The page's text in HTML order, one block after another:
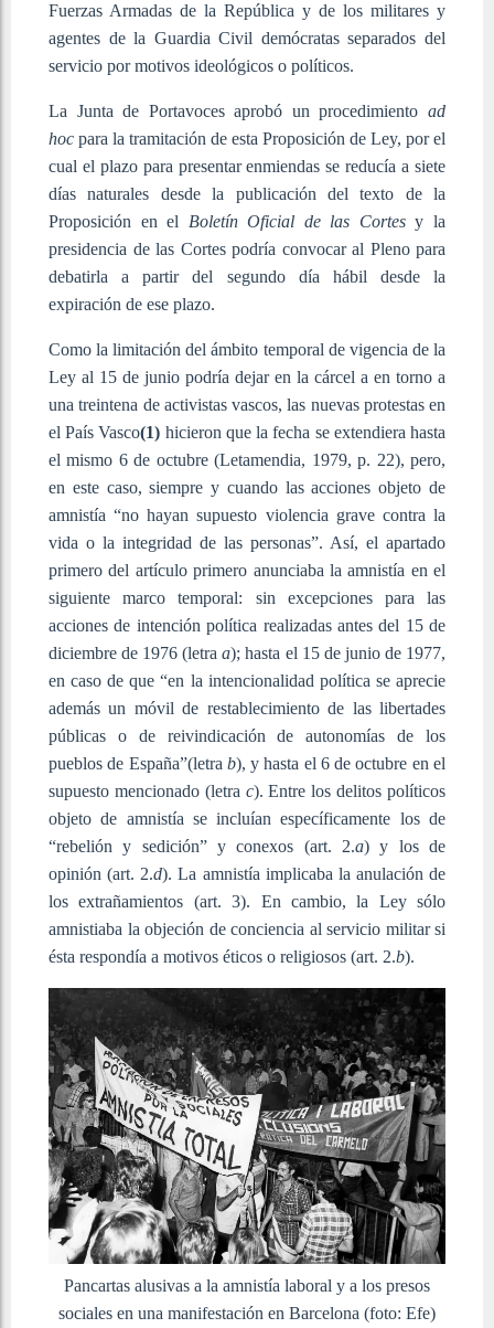
Fuerzas Armadas de la República y de los militares y
agentes de la Guardia Civil demócratas separados del
servicio por motivos ideológicos o políticos.
La Junta de Portavoces aprobó un procedimiento ad
hoc para la tramitación de esta Proposición de Ley, por el
cual el plazo para presentar enmiendas se reducía a siete
días naturales desde la publicación del texto de la
Proposición en el Boletín Oficial de las Cortesy la
presidencia de las Cortes podría convocar al Pleno para
debatirla a partir del segundo día hábil desde la
expiración de ese plazo.
Como la limitación del ámbito temporal de vigencia de la
Ley al 15 de junio podría dejar en la cárcel a en torno a
una treintena de activistas vascos, las nuevas protestas en
el País Vasco(1) hicieron que la fecha se extendiera hasta
el mismo 6 de octubre (Letamendia, 1979, p. 22), pero,
en este caso, siempre y cuando las acciones objeto de
amnistía “no hayan supuesto violencia grave contra la
vida o la integridad de las personas”. Así, el apartado
primero del artículo primero anunciaba la amnistía en el
siguiente marco temporal: sin excepciones para las
acciones de intención política realizadas antes del 15 de
diciembre de 1976 (letraa); hasta el 15 de junio de 1977,
en caso de que “en la intencionalidad política se aprecie
además un móvil de restablecimiento de las libertades
públicas o de reivindicación de autonomías de los
pueblos de España”(letra b), y hasta el 6 de octubre en el
supuesto mencionado (letra c). Entre los delitos políticos
objeto de amnistía se incluían específicamente los de
“rebelión y sedición” y conexos (art. 2.a) y los de
opinión (art. 2.d). La amnistía implicaba la anulación de
los extrañamientos (art. 3). En cambio, la Ley sólo
amnistiaba la objeción de conciencia al servicio militar si
ésta respondía a motivos éticos o religiosos (art. 2.b).
Pancartas alusivas a la amnistía laboral y a los presos
sociales en una manifestación en Barcelona (foto: Efe)